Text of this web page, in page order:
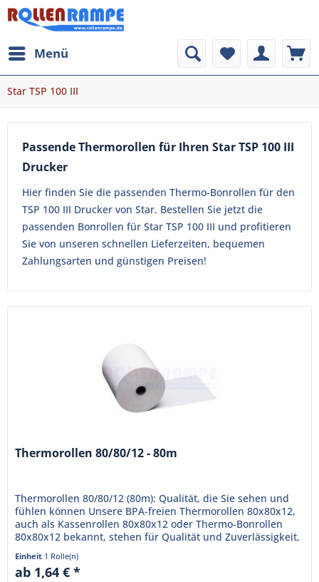
Menü
Star TSP 100 III
Passende Thermorollen für Ihren Star TSP 100 III
Drucker
Hier finden Sie die passenden Thermo-Bonrollen für den
TSP 100 III Drucker von Star. Bestellen Sie jetzt die
passenden Bonrollen für Star TSP 100 III und profitieren
Sie von unseren schnellen Lieferzeiten, bequemen
Zahlungsarten und günstigen Preisen!
Thermorollen 80/80/12 - 80m
Thermorollen 80/80/12 (80m): Qualität, die Sie sehen und
fühlen können Unsere BPA-freien Thermorollen 80x80x12,
auch als Kassenrollen 80x80x12 oder Thermo-Bonrollen
80x80x12 bekannt, stehen für Qualität und Zuverlässigkeit,
die Ihr...
Einheit 1 Rolle(n)
ab 1,64 € *